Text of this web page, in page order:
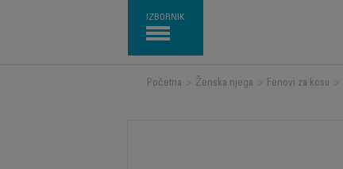
IZBORNIK
Početna Ženska njega Fenovi za kosu